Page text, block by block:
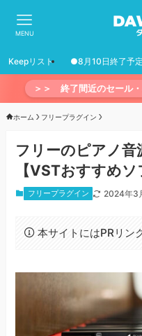
MENU
Keepリスト ●8月10日終了予
＞＞ 終了間近のセール
ホーム フリープラグイン
フリーのピアノ音
【VSTおすすめソ
フリープラグイン 2024年3
本サイトにはPRリン